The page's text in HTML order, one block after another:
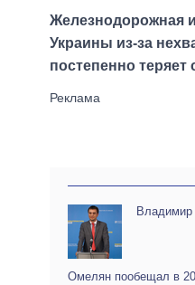
Железнодорожная
Украины из-за
постепенно
Омелян пообещал в